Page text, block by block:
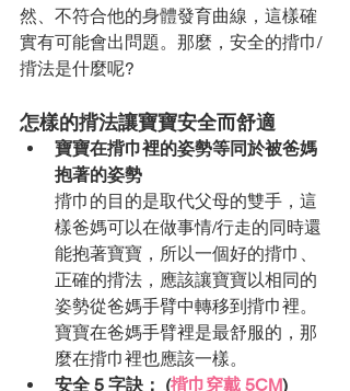
然、不符合他的身體發育曲線，這樣確
實有可能會出問題。那麼，安全的揹巾/
揹法是什麼呢?
怎樣的揹法讓寶寶安全而舒適
寶寶在揹巾裡的姿勢等同於被爸媽
抱著的姿勢
揹巾的目的是取代父母的雙手，這
樣爸媽可以在做事情/行走的同時還
能抱著寶寶，所以一個好的揹巾、
正確的揹法，應該讓寶寶以相同的
姿勢從爸媽手臂中轉移到揹巾裡。
寶寶在爸媽手臂裡是最舒服的，那
麼在揹巾裡也應該一樣。
安全 5 字訣： (揹巾穿戴 5CM)